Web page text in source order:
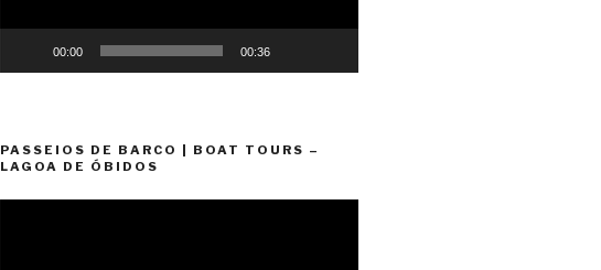
00:00 00:36
PASSEIOS DE BARCO | BOAT TOURS –
LAGOA DE ÓBIDOS